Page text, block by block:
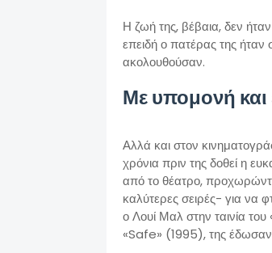
Η ζωή της, βέβαια, δεν
επειδή ο πατέρας της ήταν
ακολουθούσαν.
Με υπομονή και
Αλλά και στον
χρόνια πριν της δοθεί η
από το θέατρο,
καλύτερες σειρές- για να
ο Λουί Μαλ στην ταινία
«Safe» (1995), της έδωσαν